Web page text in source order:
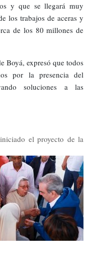
y que se llegará muy
los trabajos de aceras y
de los 80 millones de
Boyá, expresó que todos
por la presencia del
soluciones a las
el proyecto de la